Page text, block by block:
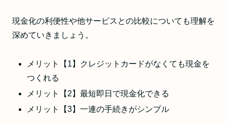
現金化の利便性や他サービスとの比較についても理解を
深めていきましょう。
メリット【1】クレジットカードがなくても現金を
つくれる
メリット【2】最短即日で現金化できる
メリット【3】一連の手続きがシンプル